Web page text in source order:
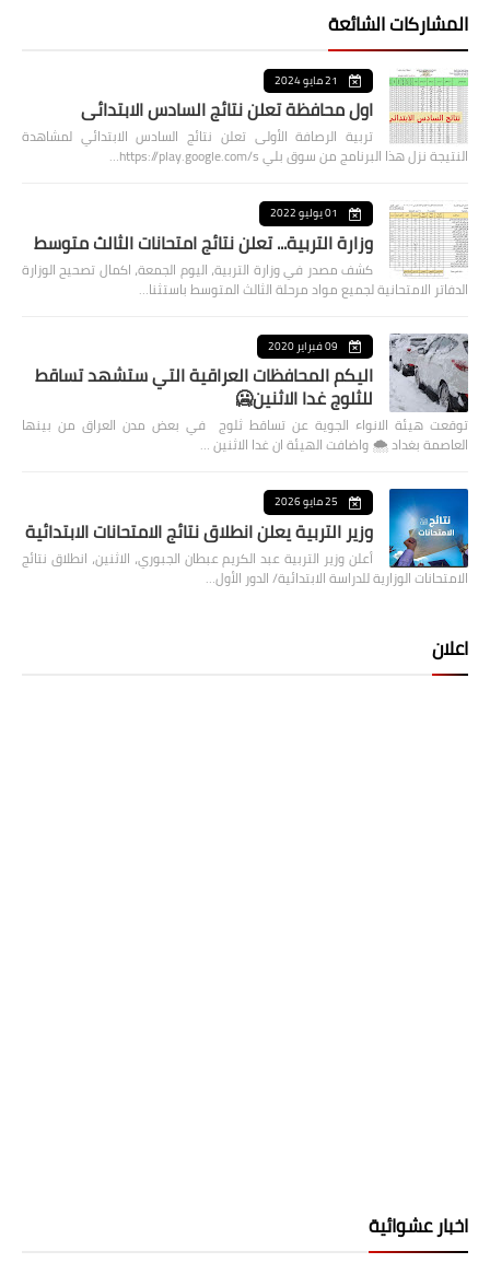
المشاركات الشائعة
21 مايو 2024
اول محافظة تعلن نتائج السادس الابتدائي
تربية الرصافة الأولى تعلن نتائج السادس الابتدائي لمشاهدة
النتيجة نزل هذا البرنامج من سوق بلي https://play.google.com/s…
01 يوليو 2022
وزارة التربية... تعلن نتائج امتحانات الثالث متوسط
كشف مصدر في وزارة التربية، اليوم الجمعة، اكمال تصحيح الوزارة
الدفاتر الامتحانية لجميع مواد مرحلة الثالث المتوسط باستثنا…
09 فبراير 2020
اليكم المحافظات العراقية التي ستشهد تساقط
للثلوج غدا الاثنين🥶
توقعت هيئة الانواء الجوية عن تساقط ثلوج في بعض مدن العراق من بينها
العاصمة بغداد ⁦🌨️⁩ واضافت الهيئة ان غدا الاثنين …
25 مايو 2026
وزير التربية يعلن انطلاق نتائج الامتحانات الابتدائية
أعلن وزير التربية عبد الكريم عبطان الجبوري، الاثنين، انطلاق نتائج
الامتحانات الوزارية للدراسة الابتدائية/ الدور الأول…
اعلان
اخبار عشوائية